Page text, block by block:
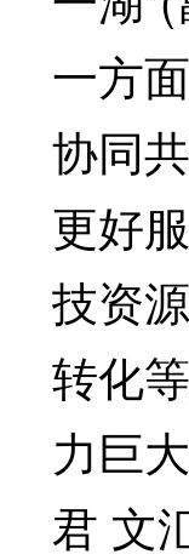
一方
协同
更好
技资
转化
力巨
君 文